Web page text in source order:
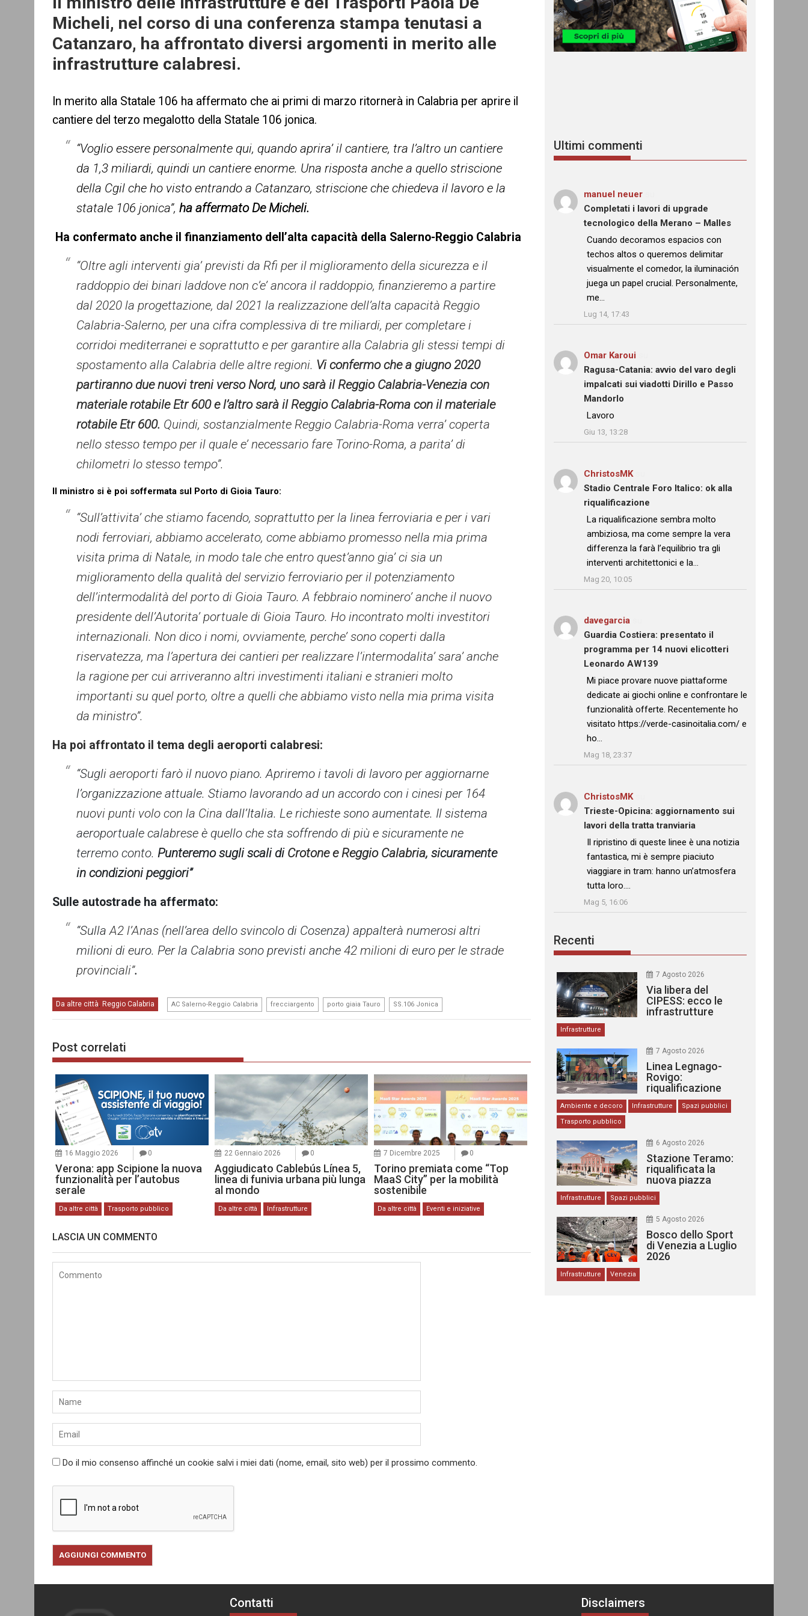
Micheli, nel corso di una conferenza stampa tenutasi a
Catanzaro, ha affrontato diversi argomenti in merito alle
infrastrutture calabresi.
In merito alla Statale 106 ha affermato che ai primi di marzo ritornerà in Calabria per aprire il
cantiere del terzo megalotto della Statale 106 jonica.
“Voglio essere personalmente qui, quando aprira’ il cantiere, tra l’altro un cantiere
da 1,3 miliardi, quindi un cantiere enorme. Una risposta anche a quello striscione
della Cgil che ho visto entrando a Catanzaro, striscione che chiedeva il lavoro e la
statale 106 jonica”, ha affermato De Micheli.
Ha confermato anche il finanziamento dell’alta capacità della Salerno-Reggio Calabria
“Oltre agli interventi gia’ previsti da Rfi per il miglioramento della sicurezza e il
raddoppio dei binari laddove non c’e’ ancora il raddoppio, finanzieremo a partire
dal 2020 la progettazione, dal 2021 la realizzazione dell’alta capacità Reggio
Calabria-Salerno, per una cifra complessiva di tre miliardi, per completare i
corridoi mediterranei e soprattutto e per garantire alla Calabria gli stessi tempi di
spostamento alla Calabria delle altre regioni. Vi confermo che a giugno 2020
partiranno due nuovi treni verso Nord, uno sarà il Reggio Calabria-Venezia con
materiale rotabile Etr 600 e l’altro sarà il Reggio Calabria-Roma con il materiale
rotabile Etr 600. Quindi, sostanzialmente Reggio Calabria-Roma verra’ coperta
nello stesso tempo per il quale e’ necessario fare Torino-Roma, a parita’ di
chilometri lo stesso tempo”.
Il ministro si è poi soffermata sul Porto di Gioia Tauro:
“Sull’attivita’ che stiamo facendo, soprattutto per la linea ferroviaria e per i vari
nodi ferroviari, abbiamo accelerato, come abbiamo promesso nella mia prima
visita prima di Natale, in modo tale che entro quest’anno gia’ ci sia un
miglioramento della qualità del servizio ferroviario per il potenziamento
dell’intermodalità del porto di Gioia Tauro. A febbraio nominero’ anche il nuovo
presidente dell’Autorita’ portuale di Gioia Tauro. Ho incontrato molti investitori
internazionali. Non dico i nomi, ovviamente, perche’ sono coperti dalla
riservatezza, ma l’apertura dei cantieri per realizzare l’intermodalita’ sara’ anche
la ragione per cui arriveranno altri investimenti italiani e stranieri molto
importanti su quel porto, oltre a quelli che abbiamo visto nella mia prima visita
da ministro”.
Ha poi affrontato il tema degli aeroporti calabresi:
“Sugli aeroporti farò il nuovo piano. Apriremo i tavoli di lavoro per aggiornarne
l’organizzazione attuale. Stiamo lavorando ad un accordo con i cinesi per 164
nuovi punti volo con la Cina dall’Italia. Le richieste sono aumentate. Il sistema
aeroportuale calabrese è quello che sta soffrendo di più e sicuramente ne
terremo conto. Punteremo sugli scali di Crotone e Reggio Calabria, sicuramente
in condizioni peggiori”
Sulle autostrade ha affermato:
“Sulla A2 l’Anas (nell’area dello svincolo di Cosenza) appalterà numerosi altri
milioni di euro. Per la Calabria sono previsti anche 42 milioni di euro per le strade
provinciali”.
Da altre città Reggio Calabria AC Salerno-Reggio Calabria frecciargento porto giaia Tauro SS.106 Jonica
Post correlati
16 Maggio 2026 0
Verona: app Scipione la nuova
funzionalità per l’autobus
serale
Da altre città Trasporto pubblico
22 Gennaio 2026 0
Aggiudicato Cablebús Línea 5,
linea di funivia urbana più lunga
al mondo
Da altre città Infrastrutture
7 Dicembre 2025 0
Torino premiata come “Top
MaaS City” per la mobilità
sostenibile
Da altre città Eventi e iniziative
LASCIA UN COMMENTO
Do il mio consenso affinché un cookie salvi i miei dati (nome, email, sito web) per il prossimo commento.
Ultimi commenti
manuel neuer
Completati i lavori di upgrade
tecnologico della Merano – Malles
: “
Cuando decoramos espacios con
techos altos o queremos delimitar
visualmente el comedor, la iluminación
juega un papel crucial. Personalmente,
me…
Lug 14, 17:43
Omar Karoui
Ragusa-Catania: avvio del varo degli
impalcati sui viadotti Dirillo e Passo
Mandorlo
: “Lavoro
Giu 13, 13:28
ChristosMKsu
Stadio Centrale Foro Italico: ok alla
riqualificazione
: “La riqualificazione sembra molto
ambiziosa, ma come sempre la vera
differenza la farà l’equilibrio tra gli
interventi architettonici e la…
Mag 20, 10:05
davegarcia
Guardia Costiera: presentato il
programma per 14 nuovi elicotteri
Leonardo AW139
: “
Mi piace provare nuove piattaforme
dedicate ai giochi online e confrontare le
funzionalità offerte. Recentemente ho
visitato https://verde-casinoitalia.com/ e
ho…
Mag 18, 23:37
ChristosMKsu
Trieste-Opicina: aggiornamento sui
lavori della tratta tranviaria
: “
Il ripristino di queste linee è una notizia
fantastica, mi è sempre piaciuto
viaggiare in tram: hanno un’atmosfera
tutta loro.…
Mag 5, 16:06
Recenti
7 Agosto 2026
Via libera del
CIPESS: ecco le
infrastrutture
Infrastrutture
7 Agosto 2026
Linea Legnago-
Rovigo:
riqualificazione
delle stazioni
Ambiente e decoro Infrastrutture
Spazi pubblici
Trasporto pubblico
6 Agosto 2026
Stazione Teramo:
riqualificata la
nuova piazza
urbana
Infrastrutture Spazi pubblici
5 Agosto 2026
Bosco dello Sport
di Venezia a Luglio
2026
Infrastrutture Venezia
Contatti Disclaimers